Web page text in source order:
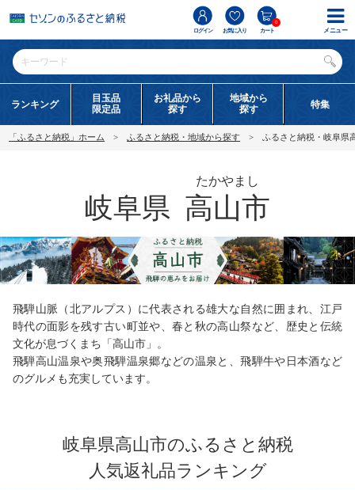
ログイン お気に入り カート
0
ランキング
目玉品
限定品
お礼品から
探す
地域から
探す
特集
「ふるさと納税」ホーム ふるさと納税・地域から探す ふるさと納税・岐阜県
岐阜県 高山市
たかやまし
飛騨山脈（北アルプス）に代表される雄大な自然に囲まれ、江戸
時代の面影を残す古い町並や、春と秋の高山祭など、歴史と伝統
文化が息づくまち「高山市」。
飛騨高山温泉や奥飛騨温泉郷などの温泉と、飛騨牛や日本酒など
のグルメも充実しています。
岐阜県高山市のふるさと納税
人気返礼品ランキング
メニュー